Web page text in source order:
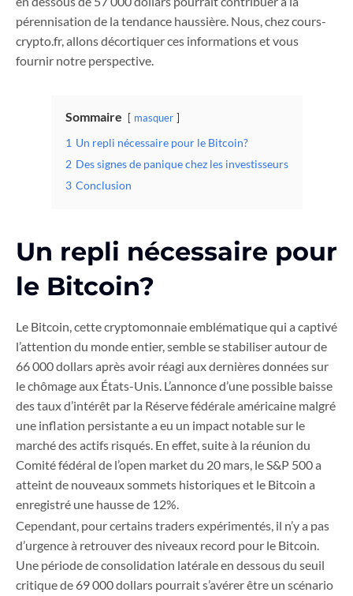
pérennisation de la tendance haussière. Nous, chez cours-
crypto.fr, allons décortiquer ces informations et vous
fournir notre perspective.
Sommaire masquer
1 Un repli nécessaire pour le Bitcoin?
2 Des signes de panique chez les investisseurs
3 Conclusion
Un repli nécessaire pour
le Bitcoin?
Le Bitcoin, cette cryptomonnaie emblématique qui a captivé
l’attention du monde entier, semble se stabiliser autour de
66 000 dollars après avoir réagi aux dernières données sur
le chômage aux États-Unis. L’annonce d’une possible baisse
des taux d’intérêt par la Réserve fédérale américaine malgré
une inflation persistante a eu un impact notable sur le
marché des actifs risqués. En effet, suite à la réunion du
Comité fédéral de l’open market du 20 mars, le S&P 500 a
atteint de nouveaux sommets historiques et le Bitcoin a
enregistré une hausse de 12%.
Cependant, pour certains traders expérimentés, il n’y a pas
d’urgence à retrouver des niveaux record pour le Bitcoin.
Une période de consolidation latérale en dessous du seuil
critique de 69 000 dollars pourrait s’avérer être un scénario